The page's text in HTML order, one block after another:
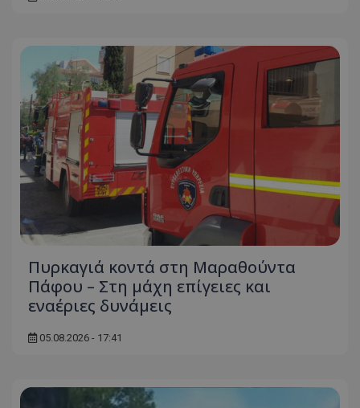
Πυρκαγιά κοντά στη Μαραθούντα
Πάφου – Στη μάχη επίγειες και
εναέριες δυνάμεις
05.08.2026 - 17:41